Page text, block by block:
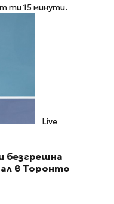
ти 15 минути.
Live
безгрешна
в Торонто